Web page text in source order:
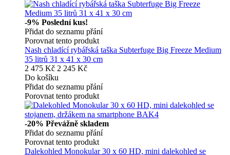
-9% Poslední kus!
Přidat do seznamu přání
Porovnat tento produkt
Nash chladící rybářská taška Subterfuge Big Freeze Medium
35 litrů 31 x 41 x 30 cm
2 475 Kč 2 245 Kč
Do košíku
Přidat do seznamu přání
Porovnat tento produkt
-20% Převážně skladem
Přidat do seznamu přání
Porovnat tento produkt
Dalekohled Monokular 30 x 60 HD, mini dalekohled se